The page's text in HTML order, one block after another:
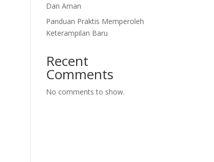
Dan Aman
Panduan Praktis Memperoleh
Keterampilan Baru
Recent
Comments
No comments to show.